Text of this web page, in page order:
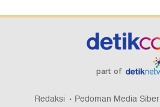
part of
Redaksi Pedoman Media Siber